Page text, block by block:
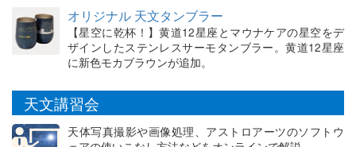
オリジナル 天文タンブラー
【星空に乾杯！】黄道12星座とマウナケアの星空をデ
ザインしたステンレスサーモタンブラー。黄道12星座
に新色モカブラウンが追加。
天文講習会
天体写真撮影や画像処理、アストロアーツのソフトウ